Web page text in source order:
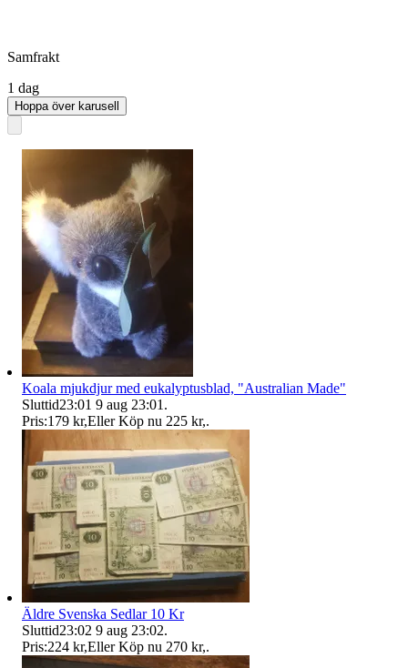
Samfrakt
1 dag
Hoppa över karusell
Koala mjukdjur med eukalyptusblad, "Australian Made"
Sluttid23:01 9 aug 23:01 .
Pris:179 kr,Eller Köp nu 225 kr,.
Äldre Svenska Sedlar 10 Kr
Sluttid23:02 9 aug 23:02.
Pris:224 kr,Eller Köp nu 270 kr,.